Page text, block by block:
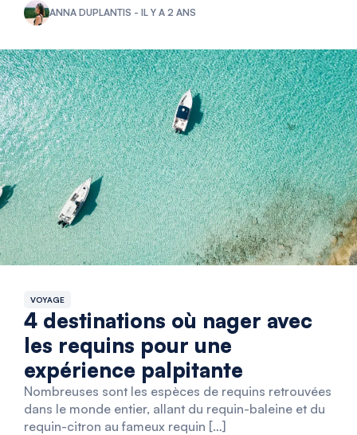
ANNA DUPLANTIS - IL Y A 2 ANS
VOYAGE
4 destinations où nager avec
les requins pour une
expérience palpitante
Nombreuses sont les espèces de requins retrouvées
dans le monde entier, allant du requin-baleine et du
requin-citron au fameux requin […]